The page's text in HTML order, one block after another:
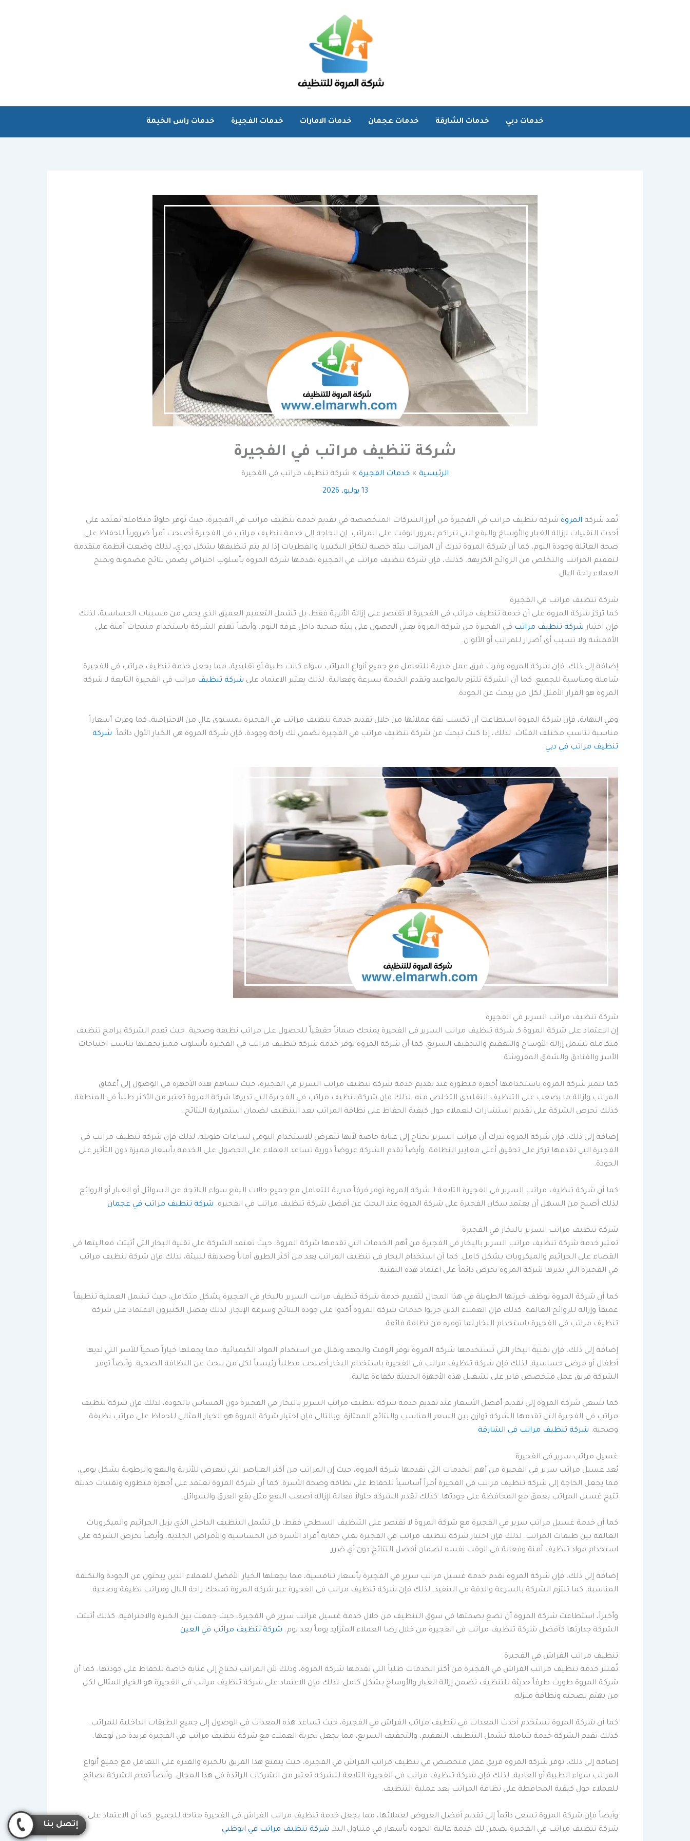
خدمات دبي خدمات الشارقة خدمات عجمان خدمات الامارات خدمات الفجيرة خدمات راس الخيمة
شركة تنظيف مراتب في الفجيرة
الرئيسية خدمات الفجيرة شركة تنظيف مراتب في الفجيرة
13 يوليو، 2026
تُعد شركة المروة شركة تنظيف مراتب في الفجيرة من أبرز الشركات المتخصصة في تقديم خدمة تنظيف مراتب في الفجيرة، حيث توفر حلولاً متكاملة تعتمد على
أحدث التقنيات لإزالة الغبار والأوساخ والبقع التي تتراكم بمرور الوقت على المراتب. إن الحاجة إلى خدمة تنظيف مراتب في الفجيرة أصبحت أمراً ضرورياً للحفاظ على
صحة العائلة وجودة النوم، كما أن شركة المروة تدرك أن المراتب بيئة خصبة لتكاثر البكتيريا والفطريات إذا لم يتم تنظيفها بشكل دوري، لذلك وضعت أنظمة متقدمة
لتعقيم المراتب والتخلص من الروائح الكريهة. كذلك، فإن شركة تنظيف مراتب في الفجيرة تقدمها شركة المروة بأسلوب احترافي يضمن نتائج مضمونة ويمنح
العملاء راحة البال.
شركة تنظيف مراتب في الفجيرة
كما تركز شركة المروة على أن خدمة تنظيف مراتب في الفجيرة لا تقتصر على إزالة الأتربة فقط، بل تشمل التعقيم العميق الذي يحمي من مسببات الحساسية، لذلك
فإن اختيار شركة تنظيف مراتب في الفجيرة من شركة المروة يعني الحصول على بيئة صحية داخل غرفة النوم. وأيضاً تهتم الشركة باستخدام منتجات آمنة على
الأقمشة ولا تسبب أي أضرار للمراتب أو الألوان.
إضافة إلى ذلك، فإن شركة المروة وفرت فرق عمل مدربة للتعامل مع جميع أنواع المراتب سواء كانت طبية أو تقليدية، مما يجعل خدمة تنظيف مراتب في الفجيرة
شاملة ومناسبة للجميع. كما أن الشركة تلتزم بالمواعيد وتقدم الخدمة بسرعة وفعالية. لذلك يعتبر الاعتماد على شركة تنظيف مراتب في الفجيرة التابعة لـ شركة
المروة هو القرار الأمثل لكل من يبحث عن الجودة.
وفي النهاية، فإن شركة المروة استطاعت أن تكسب ثقة عملائها من خلال تقديم خدمة تنظيف مراتب في الفجيرة بمستوى عالٍ من الاحترافية، كما وفرت أسعاراً
مناسبة تناسب مختلف الفئات. لذلك، إذا كنت تبحث عن شركة تنظيف مراتب في الفجيرة تضمن لك راحة وجودة، فإن شركة المروة هي الخيار الأول دائماً. شركة
تنظيف مراتب في دبي
شركة تنظيف مراتب السرير في الفجيرة
إن الاعتماد على شركة المروة كـ شركة تنظيف مراتب السرير في الفجيرة يمنحك ضماناً حقيقياً للحصول على مراتب نظيفة وصحية. حيث تقدم الشركة برامج تنظيف
متكاملة تشمل إزالة الأوساخ والتعقيم والتجفيف السريع. كما أن شركة المروة توفر خدمة شركة تنظيف مراتب في الفجيرة بأسلوب مميز يجعلها تناسب احتياجات
الأسر والفنادق والشقق المفروشة.
كما تتميز شركة المروة باستخدامها أجهزة متطورة عند تقديم خدمة شركة تنظيف مراتب السرير في الفجيرة، حيث تساهم هذه الأجهزة في الوصول إلى أعماق
المراتب وإزالة ما يصعب على التنظيف التقليدي التخلص منه. لذلك فإن شركة تنظيف مراتب في الفجيرة التي تديرها شركة المروة تعتبر من الأكثر طلباً في المنطقة.
كذلك تحرص الشركة على تقديم استشارات للعملاء حول كيفية الحفاظ على نظافة المراتب بعد التنظيف لضمان استمرارية النتائج.
إضافة إلى ذلك، فإن شركة المروة تدرك أن مراتب السرير تحتاج إلى عناية خاصة لأنها تتعرض للاستخدام اليومي لساعات طويلة، لذلك فإن شركة تنظيف مراتب في
الفجيرة التي تقدمها تركز على تحقيق أعلى معايير النظافة. وأيضاً تقدم الشركة عروضاً دورية تساعد العملاء على الحصول على الخدمة بأسعار مميزة دون التأثير على
الجودة.
كما أن شركة تنظيف مراتب السرير في الفجيرة التابعة لـ شركة المروة توفر فرقاً مدربة للتعامل مع جميع حالات البقع سواء الناتجة عن السوائل أو الغبار أو الروائح.
لذلك أصبح من السهل أن يعتمد سكان الفجيرة على شركة المروة عند البحث عن أفضل شركة تنظيف مراتب في الفجيرة. شركة تنظيف مراتب في عجمان
شركة تنظيف مراتب السرير بالبخار في الفجيرة
تعتبر خدمة شركة تنظيف مراتب السرير بالبخار في الفجيرة من أهم الخدمات التي تقدمها شركة المروة، حيث تعتمد الشركة على تقنية البخار التي أثبتت فعاليتها في
القضاء على الجراثيم والميكروبات بشكل كامل. كما أن استخدام البخار في تنظيف المراتب يعد من أكثر الطرق أماناً وصديقة للبيئة، لذلك فإن شركة تنظيف مراتب
في الفجيرة التي تديرها شركة المروة تحرص دائماً على اعتماد هذه التقنية.
كما أن شركة المروة توظف خبرتها الطويلة في هذا المجال لتقديم خدمة شركة تنظيف مراتب السرير بالبخار في الفجيرة بشكل متكامل، حيث تشمل العملية تنظيفاً
عميقاً وإزالة للروائح العالقة. كذلك فإن العملاء الذين جربوا خدمات شركة المروة أكدوا على جودة النتائج وسرعة الإنجاز. لذلك يفضل الكثيرون الاعتماد على شركة
تنظيف مراتب في الفجيرة باستخدام البخار لما توفره من نظافة فائقة.
إضافة إلى ذلك، فإن تقنية البخار التي تستخدمها شركة المروة توفر الوقت والجهد وتقلل من استخدام المواد الكيميائية، مما يجعلها خياراً صحياً للأسر التي لديها
أطفال أو مرضى حساسية. لذلك فإن شركة تنظيف مراتب في الفجيرة باستخدام البخار أصبحت مطلباً رئيسياً لكل من يبحث عن النظافة الصحية. وأيضاً توفر
الشركة فريق عمل متخصص قادر على تشغيل هذه الأجهزة الحديثة بكفاءة عالية.
كما تسعى شركة المروة إلى تقديم أفضل الأسعار عند تقديم خدمة شركة تنظيف مراتب السرير بالبخار في الفجيرة دون المساس بالجودة، لذلك فإن شركة تنظيف
مراتب في الفجيرة التي تقدمها الشركة توازن بين السعر المناسب والنتائج الممتازة. وبالتالي فإن اختيار شركة المروة هو الخيار المثالي للحفاظ على مراتب نظيفة
وصحية. شركة تنظيف مراتب في الشارقة
غسيل مراتب سرير في الفجيرة
يُعد غسيل مراتب سرير في الفجيرة من أهم الخدمات التي تقدمها شركة المروة، حيث إن المراتب من أكثر العناصر التي تتعرض للأتربة والبقع والرطوبة بشكل يومي،
مما يجعل الحاجة إلى شركة تنظيف مراتب في الفجيرة أمراً أساسياً للحفاظ على نظافة وصحة الأسرة. كما أن شركة المروة تعتمد على أجهزة متطورة وتقنيات حديثة
تتيح غسيل المراتب بعمق مع المحافظة على جودتها. كذلك تقدم الشركة حلولاً فعالة لإزالة أصعب البقع مثل بقع العرق والسوائل.
كما أن خدمة غسيل مراتب سرير في الفجيرة مع شركة المروة لا تقتصر على التنظيف السطحي فقط، بل تشمل التنظيف الداخلي الذي يزيل الجراثيم والميكروبات
العالقة بين طبقات المراتب. لذلك فإن اختيار شركة تنظيف مراتب في الفجيرة يعني حماية أفراد الأسرة من الحساسية والأمراض الجلدية. وأيضاً تحرص الشركة على
استخدام مواد تنظيف آمنة وفعالة في الوقت نفسه لضمان أفضل النتائج دون أي ضرر.
إضافة إلى ذلك، فإن شركة المروة تقدم خدمة غسيل مراتب سرير في الفجيرة بأسعار تنافسية، مما يجعلها الخيار الأفضل للعملاء الذين يبحثون عن الجودة والتكلفة
المناسبة. كما تلتزم الشركة بالسرعة والدقة في التنفيذ. لذلك فإن شركة تنظيف مراتب في الفجيرة عبر شركة المروة تمنحك راحة البال ومراتب نظيفة وصحية.
وأخيراً، استطاعت شركة المروة أن تضع بصمتها في سوق التنظيف من خلال خدمة غسيل مراتب سرير في الفجيرة، حيث جمعت بين الخبرة والاحترافية. كذلك أثبتت
الشركة جدارتها كأفضل شركة تنظيف مراتب في الفجيرة من خلال رضا العملاء المتزايد يوماً بعد يوم. شركة تنظيف مراتب في العين
تنظيف مراتب الفراش في الفجيرة
تُعتبر خدمة تنظيف مراتب الفراش في الفجيرة من أكثر الخدمات طلباً التي تقدمها شركة المروة، وذلك لأن المراتب تحتاج إلى عناية خاصة للحفاظ على جودتها. كما أن
شركة المروة طورت طرقاً حديثة للتنظيف تضمن إزالة الغبار والأوساخ بشكل كامل. لذلك فإن الاعتماد على شركة تنظيف مراتب في الفجيرة هو الخيار المثالي لكل
من يهتم بصحته ونظافة منزله.
كما أن شركة المروة تستخدم أحدث المعدات في تنظيف مراتب الفراش في الفجيرة، حيث تساعد هذه المعدات في الوصول إلى جميع الطبقات الداخلية للمراتب.
كذلك تقدم الشركة خدمة شاملة تشمل التنظيف، التعقيم، والتجفيف السريع، مما يجعل تجربة العملاء مع شركة تنظيف مراتب في الفجيرة فريدة من نوعها.
إضافة إلى ذلك، توفر شركة المروة فريق عمل متخصص في تنظيف مراتب الفراش في الفجيرة، حيث يتمتع هذا الفريق بالخبرة والقدرة على التعامل مع جميع أنواع
المراتب سواء الطبية أو العادية. لذلك فإن شركة تنظيف مراتب في الفجيرة التابعة للشركة تعتبر من الشركات الرائدة في هذا المجال. وأيضاً تقدم الشركة نصائح
للعملاء حول كيفية المحافظة على نظافة المراتب بعد عملية التنظيف.
وأيضاً فإن شركة المروة تسعى دائماً إلى تقديم أفضل العروض لعملائها، مما يجعل خدمة تنظيف مراتب الفراش في الفجيرة متاحة للجميع. كما أن الاعتماد على
شركة تنظيف مراتب في الفجيرة يضمن لك خدمة عالية الجودة بأسعار في متناول اليد. شركة تنظيف مراتب في ابوظبي
إتصل بنا